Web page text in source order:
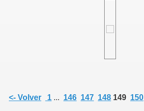
<- Volver 1 ... 146 147 148 149 150